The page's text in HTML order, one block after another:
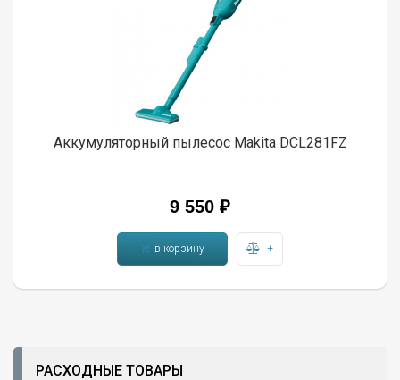
Аккумуляторный пылесос Makita DCL281FZ
9 550 ₽
в корзину +
РАСХОДНЫЕ ТОВАРЫ